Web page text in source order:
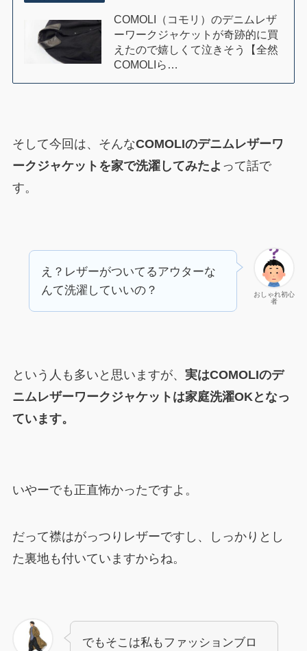
COMOLI（コモリ）のデニムレザ
ーワークジャケットが奇跡的に買
えたので嬉しくて泣きそう【全然
COMOLIら…
そして今回は、そんなCOMOLIのデニムレザーワ
ークジャケットを家で洗濯してみたよ って話で
す。
おしゃれ初心
者
え？レザーがついてるアウターな
んて洗濯していいの？
という人も多いと思いますが、 実はCOMOLIのデ
ニムレザーワークジャケットは家庭洗濯OKとなっ
ています。
いやーでも正直怖かったですよ。
だって襟はがっつりレザーですし、しっかりとし
た裏地も付いていますからね。
でもそこは私もファッションブロ